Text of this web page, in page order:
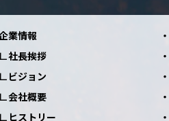
業情報
社長挨拶
ビジョン
会社概要
ヒストリー